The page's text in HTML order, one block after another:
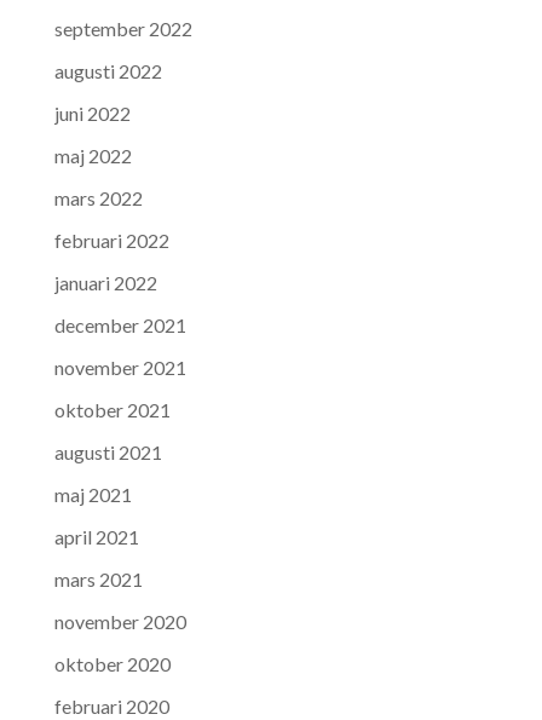
september 2022
augusti 2022
juni 2022
maj 2022
mars 2022
februari 2022
januari 2022
december 2021
november 2021
oktober 2021
augusti 2021
maj 2021
april 2021
mars 2021
november 2020
oktober 2020
februari 2020